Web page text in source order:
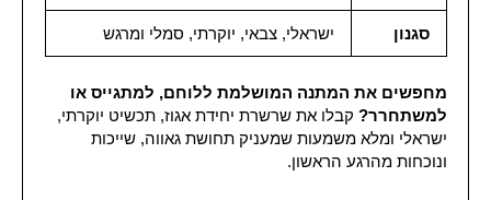
סגנון ישראלי, צבאי, יוקרתי, סמלי ומרגש
מחפשים את המתנה המושלמת ללוחם, למתגייס או
למשתחרר? קבלו את שרשרת יחידת אגוז, תכשיט יוקרתי,
ישראלי ומלא משמעות שמעניק תחושת גאווה, שייכות
ונוכחות מהרגע הראשון.